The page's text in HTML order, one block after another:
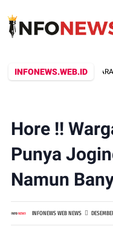
INFONEWS.WEB.ID
KONFIRMASI PERKARA,
Hore !!
Punya
Namun
INFONEWS WEB NEWS